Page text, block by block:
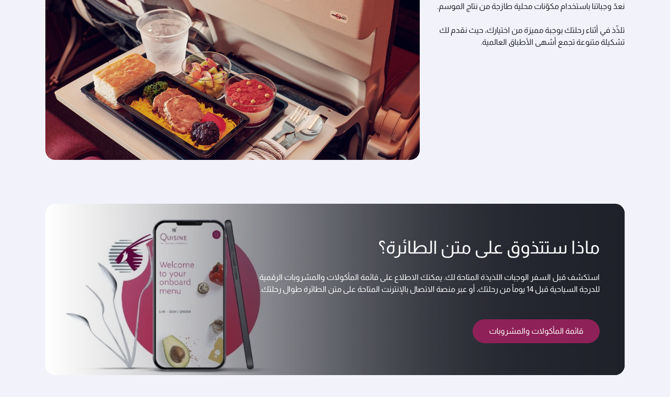
نعدّ وجباتنا باستخدام مكوّنات محلية طازجة من نتاج الموسم.
تلذّذ في أثناء رحلتك بوجبة مميزة من اختيارك، حيث نقدم لك
تشكيلة متنوعة تجمع أشهى الأطباق العالمية.
ماذا ستتذوق على متن الطائرة؟
استكشف قبل السفر الوجبات اللذيذة المتاحة لك. يمكنك الاطلاع على قائمة المأكولات والمشروبات الرقمية
للدرجة السياحية قبل 14 يوماً من رحلتك، أو عبر منصة الاتصال بالإنترنت المتاحة على متن الطائرة طوال رحلتك.
قائمة المأكولات والمشروبات